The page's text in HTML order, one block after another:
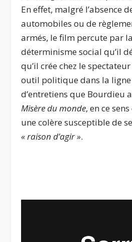
En effet, malgré l’absence
automobiles ou de
armés, le film percute par
déterminisme social qu’il
qu’il crée chez le
outil politique dans la ligne
d’entretiens que Bourdieu
Misère du monde, en ce
une colère susceptible de
« raison d’agir ».